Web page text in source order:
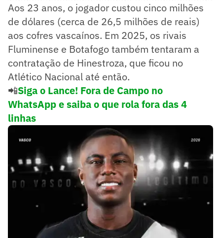
Aos 23 anos, o jogador custou cinco milhões
de dólares (cerca de 26,5 milhões de reais)
aos cofres vascaínos. Em 2025, os rivais
Fluminense e Botafogo também tentaram a
contratação de Hinestroza, que ficou no
Atlético Nacional até então.
📲Siga o Lance! Fora de Campo no
WhatsApp e saiba o que rola fora das 4
linhas